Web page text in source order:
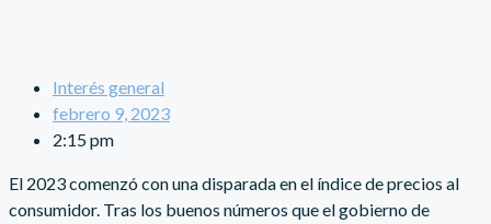
Interés general
febrero 9, 2023
2:15 pm
El 2023 comenzó con una disparada en el índice de precios al
consumidor. Tras los buenos números que el gobierno de